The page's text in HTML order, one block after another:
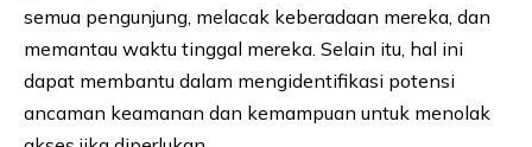
semua pengunjung, melacak keberadaan mereka, dan
memantau waktu tinggal mereka. Selain itu, hal ini
dapat membantu dalam mengidentifikasi potensi
ancaman keamanan dan kemampuan untuk menolak